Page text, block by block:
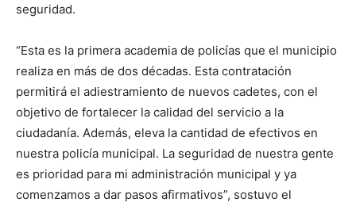
seguridad.
“Esta es la primera academia de policías que el municipio
realiza en más de dos décadas. Esta contratación
permitirá el adiestramiento de nuevos cadetes, con el
objetivo de fortalecer la calidad del servicio a la
ciudadanía. Además, eleva la cantidad de efectivos en
nuestra policía municipal. La seguridad de nuestra gente
es prioridad para mi administración municipal y ya
comenzamos a dar pasos afirmativos”, sostuvo el